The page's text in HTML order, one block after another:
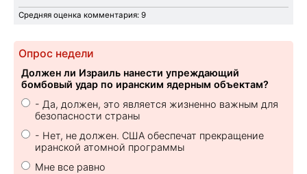
Средняя оценка комментария: 9
Опрос недели
Должен ли Израиль нанести упреждающий
бомбовый удар по иранским ядерным объектам?
- Да, должен, это является жизненно важным для
безопасности страны
- Нет, не должен. США обеспечат прекращение
иранской атомной программы
Мне все равно